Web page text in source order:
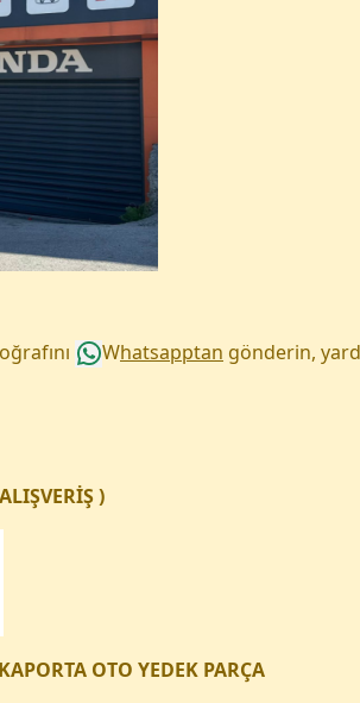
Whatsapptan gönderin,
)
OTO YEDEK PARÇA